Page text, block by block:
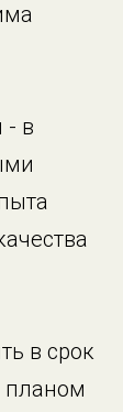
- в
в срок
планом